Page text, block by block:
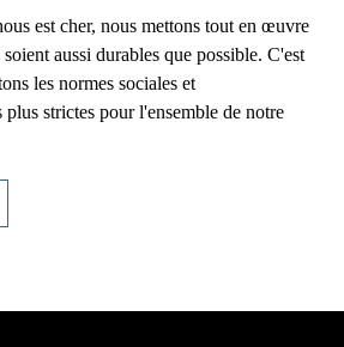
est cher, nous mettons tout en œuvre
aussi durables que possible. C'est
les normes sociales et
plus strictes pour l'ensemble de notre